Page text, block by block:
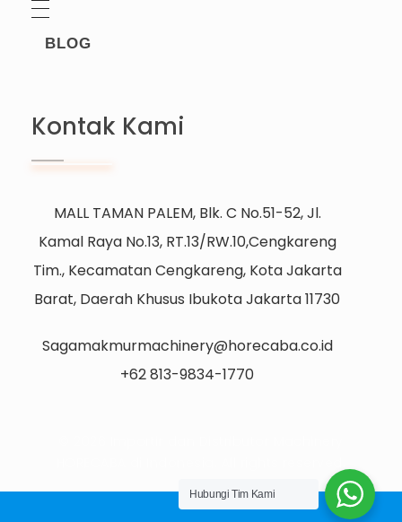
BLOG
Kontak Kami
MALL TAMAN PALEM, Blk. C No.51-52, Jl.
Kamal Raya No.13, RT.13/RW.10,Cengkareng
Tim., Kecamatan Cengkareng, Kota Jakarta
Barat, Daerah Khusus Ibukota Jakarta 11730
Sagamakmurmachinery@horecaba.co.id
+62 813-9834-1770
Hubungi Tim Kami